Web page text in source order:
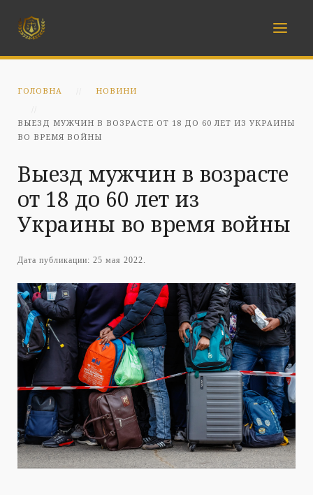
ГОЛОВНА НОВИНИ
ВЫЕЗД МУЖЧИН В ВОЗРАСТЕ ОТ 18 ДО 60 ЛЕТ ИЗ УКРАИНЫ
ВО ВРЕМЯ ВОЙНЫ
Выезд мужчин в возрасте
от 18 до 60 лет из
Украины во время войны
Дата публикации: 25 мая 2022.